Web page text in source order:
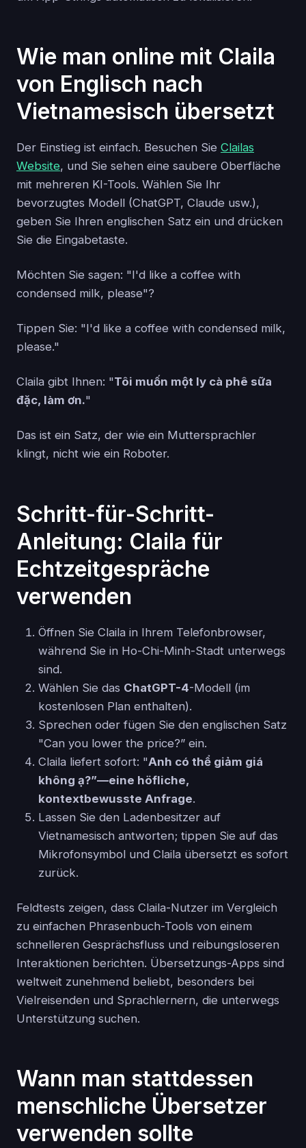
Wie man online mit Claila
von Englisch nach
Vietnamesisch übersetzt
Der Einstieg ist einfach. Besuchen Sie Clailas
Website, und Sie sehen eine saubere Oberfläche
mit mehreren KI-Tools. Wählen Sie Ihr
bevorzugtes Modell (ChatGPT, Claude usw.),
geben Sie Ihren englischen Satz ein und drücken
Sie die Eingabetaste.
Möchten Sie sagen: "I'd like a coffee with
condensed milk, please"?
Tippen Sie: "I'd like a coffee with condensed milk,
please."
Claila gibt Ihnen: "Tôi muốn một ly cà phê sữa
đặc, làm ơn."
Das ist ein Satz, der wie ein Muttersprachler
klingt, nicht wie ein Roboter.
Schritt-für-Schritt-
Anleitung: Claila für
Echtzeitgespräche
verwenden
Öffnen Sie Claila in Ihrem Telefonbrowser,
während Sie in Ho-Chi-Minh-Stadt unterwegs
sind.
Wählen Sie das ChatGPT-4-Modell (im
kostenlosen Plan enthalten).
Sprechen oder fügen Sie den englischen Satz
"Can you lower the price?” ein.
Claila liefert sofort: "Anh có thể giảm giá
không ạ?”—eine höfliche,
kontextbewusste Anfrage.
Lassen Sie den Ladenbesitzer auf
Vietnamesisch antworten; tippen Sie auf das
Mikrofonsymbol und Claila übersetzt es sofort
zurück.
Feldtests zeigen, dass Claila-Nutzer im Vergleich
zu einfachen Phrasenbuch-Tools von einem
schnelleren Gesprächsfluss und reibungsloseren
Interaktionen berichten. Übersetzungs-Apps sind
weltweit zunehmend beliebt, besonders bei
Vielreisenden und Sprachlernern, die unterwegs
Unterstützung suchen.
Wann man stattdessen
menschliche Übersetzer
verwenden sollte